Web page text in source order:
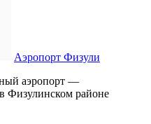
Аэропорт Физули
аэропорт —
Физулинском районе